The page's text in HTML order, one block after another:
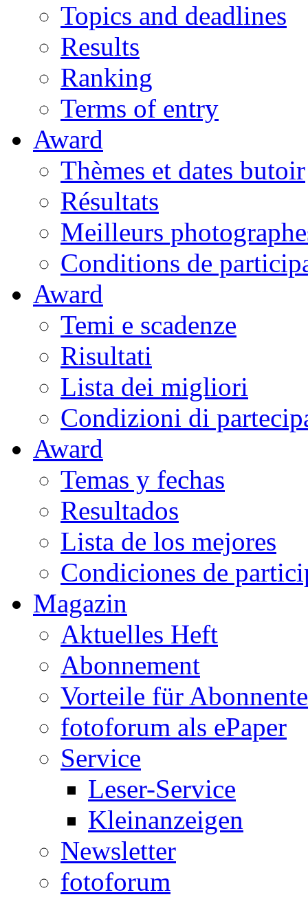
Topics and deadlines
Results
Ranking
Terms of entry
Award
Thèmes et dates butoir
Résultats
Meilleurs
Conditions de
Award
Temi e scadenze
Risultati
Lista dei migliori
Condizioni di
Award
Temas y fechas
Resultados
Lista de los mejores
Condiciones de
Magazin
Aktuelles Heft
Abonnement
Vorteile für
fotoforum als ePaper
Service
Leser-Service
Kleinanzeigen
Newsletter
fotoforum